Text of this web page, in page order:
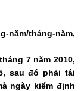
năm/tháng-năm,
7 năm 2010,
sau đó phải tái
ngày kiểm định